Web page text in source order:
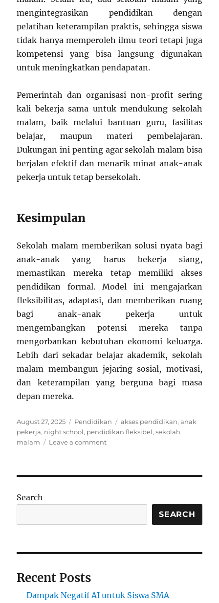
mengintegrasikan pendidikan dengan
pelatihan keterampilan praktis, sehingga siswa
tidak hanya memperoleh ilmu teori tetapi juga
kompetensi yang bisa langsung digunakan
untuk meningkatkan pendapatan.
Pemerintah dan organisasi non-profit sering
kali bekerja sama untuk mendukung sekolah
malam, baik melalui bantuan guru, fasilitas
belajar, maupun materi pembelajaran.
Dukungan ini penting agar sekolah malam bisa
berjalan efektif dan menarik minat anak-anak
pekerja untuk tetap bersekolah.
Kesimpulan
Sekolah malam memberikan solusi nyata bagi
anak-anak yang harus bekerja siang,
memastikan mereka tetap memiliki akses
pendidikan formal. Model ini mengajarkan
fleksibilitas, adaptasi, dan memberikan ruang
bagi anak-anak pekerja untuk
mengembangkan potensi mereka tanpa
mengorbankan kebutuhan ekonomi keluarga.
Lebih dari sekadar belajar akademik, sekolah
malam membangun jejaring sosial, motivasi,
dan keterampilan yang berguna bagi masa
depan mereka.
Posted
on
August 27, 2025 Categories
Pendidikan Tags
akses pendidikan,anak
pekerja, night school, pendidikan fleksibel,sekolah
malam
Leave a commenton
untuk
yang
Siang
Search
SEARCH
Recent Posts
Dampak Negatif AI untuk Siswa SMA